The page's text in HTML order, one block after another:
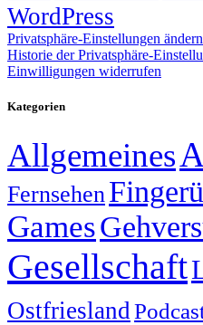
WordPress
Privatsphäre-Einstellungen ändern
Historie der Privatsphäre-
Einwilligungen widerrufen
Kategorien
Allgemeines
Fernsehen
Games
Gesellschaft
Ostfriesland